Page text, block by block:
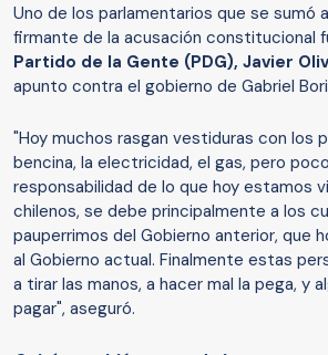
Uno de los parlamentarios que se sumó
firmante de la acusación constitucional
Partido de la Gente (PDG), Javier
apunto contra el gobierno de Gabriel
"Hoy muchos rasgan vestiduras con los
bencina, la electricidad, el gas, pero
responsabilidad de lo que hoy estamos
chilenos, se debe principalmente a los
pauperrimos del Gobierno anterior, que
al Gobierno actual. Finalmente estas
a tirar las manos, a hacer mal la pega, y
pagar", aseguró.